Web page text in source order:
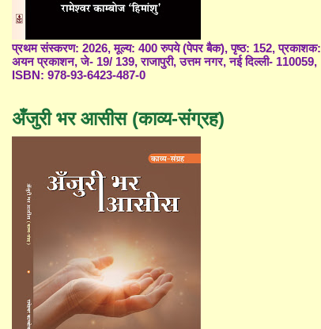
प्रथम संस्करण: 2026, मूल्य: 400 रुपये (पेपर बैक), पृष्ठ: 152, प्रकाशक:
अयन प्रकाशन, जे- 19/ 139, राजापुरी, उत्तम नगर, नई दिल्ली- 110059,
ISBN: 978-93-6423-487-0
अँजुरी भर आसीस (काव्य-संग्रह)